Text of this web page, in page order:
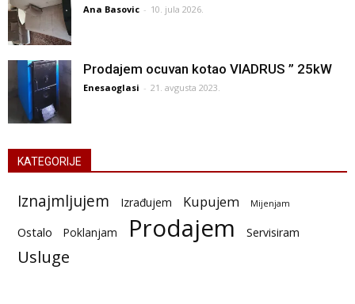
Ana Basovic - 10. jula 2026.
Prodajem ocuvan kotao VIADRUS ” 25kW
Enesaoglasi - 21. avgusta 2023.
KATEGORIJE
Iznajmljujem Izrađujem Kupujem Mijenjam
Ostalo Poklanjam Prodajem Servisiram
Usluge